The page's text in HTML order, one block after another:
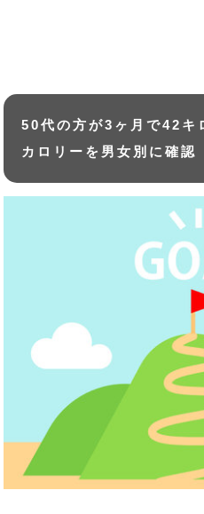
50代の方が3ヶ月で42キ
カロリーを男女別に確認